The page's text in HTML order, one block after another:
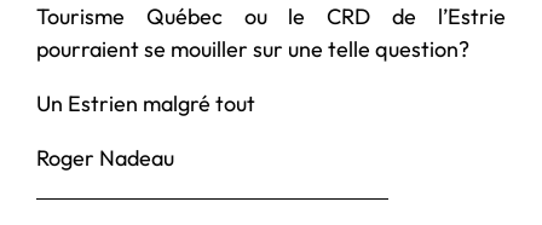
Tourisme Québec ou le CRD de l’Estrie
pourraient se mouiller sur une telle question?
Un Estrien malgré tout
Roger Nadeau